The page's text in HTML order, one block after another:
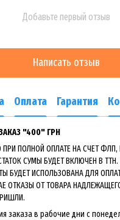
Добавьте первый отзыв
Написать отзыв
Оплата Гарантия
"400" ГРН
ПОЛНОЙ ОПЛАТЕ НА СЧЕТ ФЛП,
СУМЫ БУДЕТ ВКЛЮЧЕН В ТТН.
БУДЕТ ИСПОЛЬЗОВАНА ДЛЯ
ОТКАЗЫ ОТ ТОВАРА
заказа в рабочие дни с